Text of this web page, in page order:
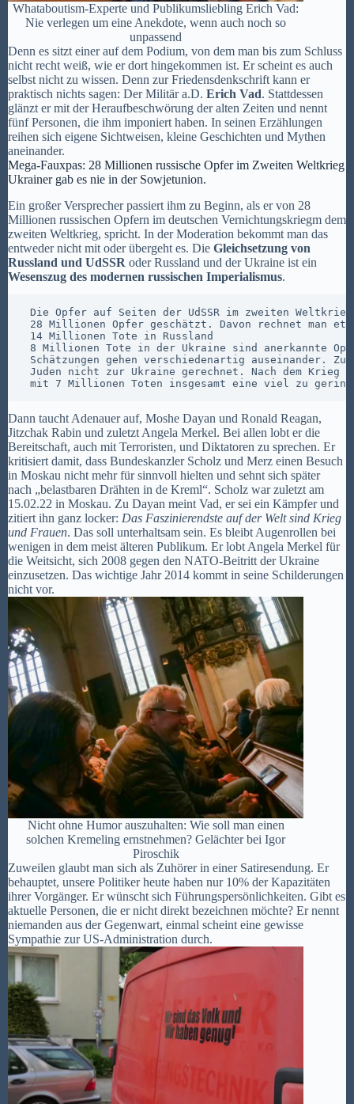
Whataboutism-Experte und Publikumsliebling Erich Vad:
Nie verlegen um eine Anekdote, wenn auch noch so
unpassend
Denn es sitzt einer auf dem Podium, von dem man bis zum Schluss
nicht recht weiß, wie er dort hingekommen ist. Er scheint es auch
selbst nicht zu wissen. Denn zur Friedensdenkschrift kann er
praktisch nichts sagen: Der Militär a.D. Erich Vad. Stattdessen
glänzt er mit der Heraufbeschwörung der alten Zeiten und nennt
fünf Personen, die ihm imponiert haben. In seinen Erzählungen
reihen sich eigene Sichtweisen, kleine Geschichten und Mythen
aneinander.
Mega-Fauxpas: 28 Millionen russische Opfer im Zweiten Weltkrieg
Ukrainer gab es nie in der Sowjetunion.
Ein großer Versprecher passiert ihm zu Beginn, als er von 28
Millionen russischen Opfern im deutschen Vernichtungskriegm dem
zweiten Weltkrieg, spricht. In der Moderation bekommt man das
entweder nicht mit oder übergeht es. Die Gleichsetzung von
Russland und UdSSR oder Russland und der Ukraine ist ein
Wesenszug des modernen russischen Imperialismus.
Die Opfer auf Seiten der UdSSR im zweiten
28 Millionen Opfer geschätzt. Davon rechnet man
14 Millionen Tote in Russland
8 Millionen Tote in der Ukraine sind anerkannte
Schätzungen gehen verschiedenartig auseinander.
Juden nicht zur Ukraine gerechnet. Nach dem Krieg
mit 7 Millionen Toten insgesamt eine viel zu geringe
Dann taucht Adenauer auf, Moshe Dayan und Ronald Reagan,
Jitzchak Rabin und zuletzt Angela Merkel. Bei allen lobt er die
Bereitschaft, auch mit Terroristen, und Diktatoren zu sprechen. Er
kritisiert damit, dass Bundeskanzler Scholz und Merz einen Besuch
in Moskau nicht mehr für sinnvoll hielten und sehnt sich später
nach „belastbaren Drähten in de Kreml“. Scholz war zuletzt am
15.02.22 in Moskau. Zu Dayan meint Vad, er sei ein Kämpfer und
zitiert ihn ganz locker: Das Faszinierendste auf der Welt sind Krieg
und Frauen. Das soll unterhaltsam sein. Es bleibt Augenrollen bei
wenigen in dem meist älteren Publikum. Er lobt Angela Merkel für
die Weitsicht, sich 2008 gegen den NATO-Beitritt der Ukraine
einzusetzen. Das wichtige Jahr 2014 kommt in seine Schilderungen
nicht vor.
Nicht ohne Humor auszuhalten: Wie soll man einen
solchen Kremeling ernstnehmen? Gelächter bei Igor
Piroschik
Zuweilen glaubt man sich als Zuhörer in einer Satiresendung. Er
behauptet, unsere Politiker heute haben nur 10% der Kapazitäten
ihrer Vorgänger. Er wünscht sich Führungspersönlichkeiten. Gibt es
aktuelle Personen, die er nicht direkt bezeichnen möchte? Er nennt
niemanden aus der Gegenwart, einmal scheint eine gewisse
Sympathie zur US-Administration durch.